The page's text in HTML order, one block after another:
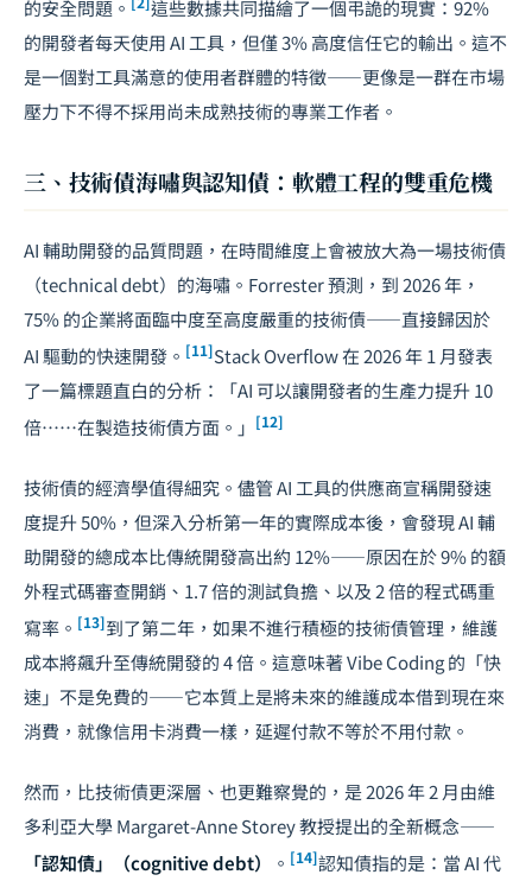
的安全問題。
這些數據共同描繪了一個弔詭的現實：92%
的開發者每天使用 AI 工具，但僅 3% 高度信任它的輸出。這不
是一個對工具滿意的使用者群體的特徵——更像是一群在市場
壓力下不得不採用尚未成熟技術的專業工作者。
三、技術債海嘯與認知債：軟體工程的雙重危機
AI 輔助開發的品質問題，在時間維度上會被放大為一場技術債
（technical debt）的海嘯。Forrester 預測，到 2026 年，
75% 的企業將面臨中度至高度嚴重的技術債——直接歸因於
AI 驅動的快速開發。 [11]Stack Overflow 在 2026 年 1 月發表
了一篇標題直白的分析：「AI 可以讓開發者的生產力提升 10
倍……在製造技術債方面。」 [12]
技術債的經濟學值得細究。儘管 AI 工具的供應商宣稱開發速
度提升 50%，但深入分析第一年的實際成本後，會發現 AI 輔
助開發的總成本比傳統開發高出約 12%——原因在於 9% 的額
外程式碼審查開銷、1.7 倍的測試負擔、以及 2 倍的程式碼重
寫率。 [13]到了第二年，如果不進行積極的技術債管理，維護
成本將飆升至傳統開發的 4 倍。這意味著 Vibe Coding 的「快
速」不是免費的——它本質上是將未來的維護成本借到現在來
消費，就像信用卡消費一樣，延遲付款不等於不用付款。
然而，比技術債更深層、也更難察覺的，是 2026 年 2 月由維
多利亞大學 Margaret-Anne Storey 教授提出的全新概念——
「認知債」（cognitive debt）
。 [14]認知債指的是：當 AI 代